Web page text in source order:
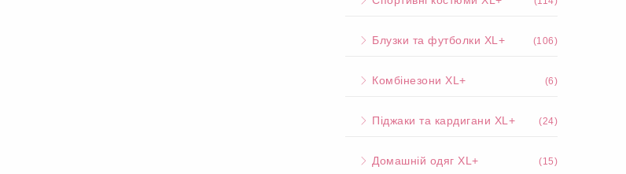
Блузки та футболки XL+ (106)
Комбінезони XL+ (6)
Піджаки та кардигани XL+ (24)
Домашній одяг XL+ (15)